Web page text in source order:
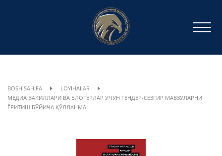
BOSH SAHIFA
LOYIHALAR
МЕДИА ВАКИЛЛАРИ ВА БЛОГЕРЛАР УЧУН ГЕНДЕР-СЕЗГИР МАВЗУЛАРНИ
ЁРИТИШ БЎЙИЧА ҚЎЛЛАНМА